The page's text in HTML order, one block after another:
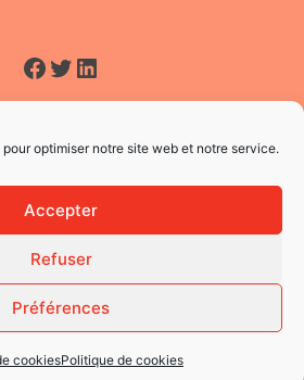
optimiser notre site web et notre service.
Accepter
Refuser
Préférences
cookiesPolitique de cookies
Facebook
Twitter
LinkedIn
L'Usine à Ges
CGV
légales